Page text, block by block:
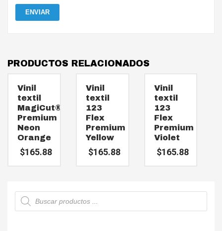
PRODUCTOS RELACIONADOS
Vinil
textil
MagiCut®
Premium
Neon
Orange
$165.88
Vinil
textil
123
Flex
Premium
Yellow
$165.88
Vinil
textil
123
Flex
Premium
Violet
$165.88
Búsqueda
de
productos